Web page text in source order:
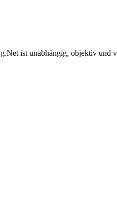
ist unabhängig, objektiv und